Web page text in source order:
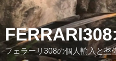
フェラーリ308の個人輸入と整